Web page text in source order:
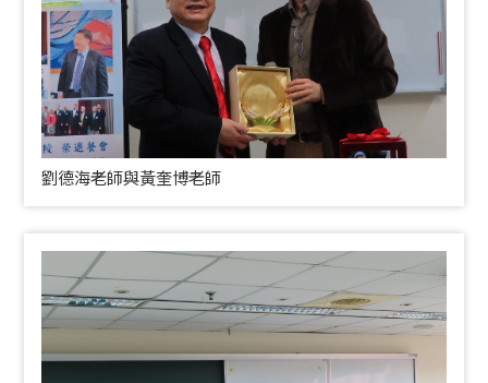
劉德海老師與黃奎博老師